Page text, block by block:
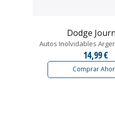
Dodge
Autos Inolvidables
14,99 €
Comprar